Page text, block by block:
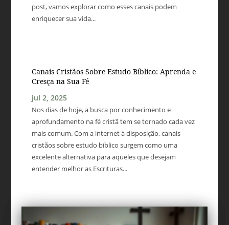
post, vamos explorar como esses canais podem
enriquecer sua vida...
Canais Cristãos Sobre Estudo Bíblico: Aprenda e
Cresça na Sua Fé
jul 2, 2025
Nos dias de hoje, a busca por conhecimento e
aprofundamento na fé cristã tem se tornado cada vez
mais comum. Com a internet à disposição, canais
cristãos sobre estudo bíblico surgem como uma
excelente alternativa para aqueles que desejam
entender melhor as Escrituras...